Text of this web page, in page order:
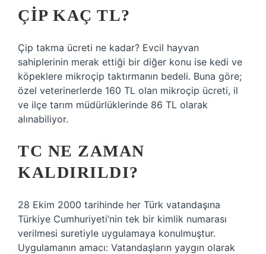
ÇIP KAÇ TL?
Çip takma ücreti ne kadar? Evcil hayvan
sahiplerinin merak ettiği bir diğer konu ise kedi ve
köpeklere mikroçip taktırmanın bedeli. Buna göre;
özel veterinerlerde 160 TL olan mikroçip ücreti, il
ve ilçe tarım müdürlüklerinde 86 TL olarak
alınabiliyor.
TC NE ZAMAN
KALDIRILDI?
28 Ekim 2000 tarihinde her Türk vatandaşına
Türkiye Cumhuriyeti’nin tek bir kimlik numarası
verilmesi suretiyle uygulamaya konulmuştur.
Uygulamanın amacı: Vatandaşların yaygın olarak